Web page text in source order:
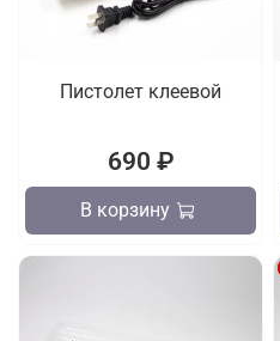
Пистолет клеевой
690 ₽
В корзину